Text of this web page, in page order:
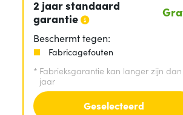
2 jaar standaard
garantie
Beschermt tegen:
Fabricagefouten
* Fabrieksgarantie kan langer zijn
jaar
Geselecteerd